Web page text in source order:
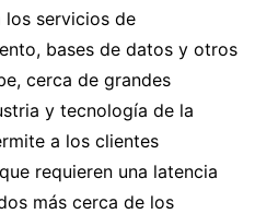
servicios de
bases de datos y otros
cerca de grandes
y tecnología de la
a los clientes
requieren una latencia
más cerca de los